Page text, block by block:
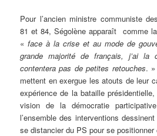
Pour l’ancien ministre communiste
81 et 84, Ségolène apparaît comme
«face à la crise et au mode de
grande majorité de français, j’ai la
contentera pas de petites retouches.
mettent en exergue les atouts de leur
expérience de la bataille
vision de la démocratie
l’ensemble des interventions
se distancier du PS pour se positionner